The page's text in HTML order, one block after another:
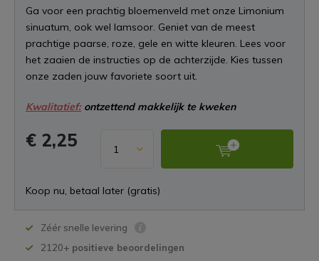
Ga voor een prachtig bloemenveld met onze Limonium
sinuatum, ook wel lamsoor. Geniet van de meest
prachtige paarse, roze, gele en witte kleuren. Lees voor
het zaaien de instructies op de achterzijde. Kies tussen
onze zaden jouw favoriete soort uit.
Kwalitatief:ontzettend makkelijk te kweken
€ 2,25
Koop nu, betaal later (gratis)
Zéér snelle levering
2120+ positieve beoordelingen